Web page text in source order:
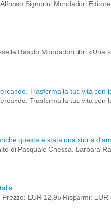
Signorini Mondadori
Rasulo Mondadori libri «Una
Trasforma la tua vita con
Trasforma la tua vita con
questa è stata una storia
di Pasquale Chessa, Barbara
EUR 12,95 Risparmi: